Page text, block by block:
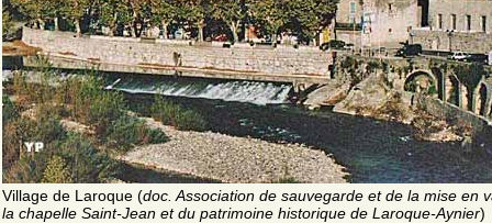
Village de Laroque (doc. Association de sauvegarde et de la mise en
la chapelle Saint-Jean et du patrimoine historique de Laroque-Aynier)